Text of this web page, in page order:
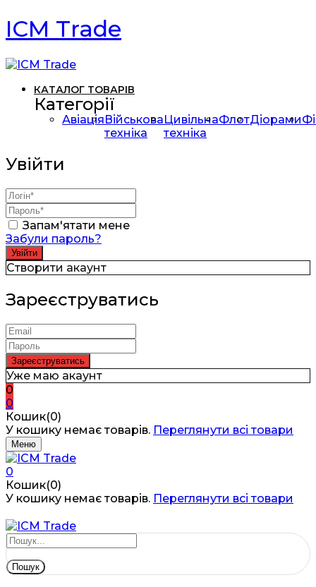
ICM Trade
КАТАЛОГ ТОВАРІВ
Категорії
АвіаціяВійськова
техніка
Цивільна
техніка
ФлотДіорами
Увійти
Запам'ятати мене
Забули пароль?
Створити акаунт
Зареєструватись
Уже маю акаунт
0
0
Кошик(0)
У кошику немає товарів. Переглянути всі товари
Меню
0
Кошик(0)
У кошику немає товарів. Переглянути всі товари
Пошук